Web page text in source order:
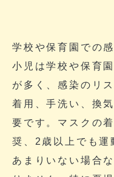
学校や保育園での
小児は学校や保育
が多く、感染のリ
着用、手洗い、換
要です。マスクの
奨、2歳以上でも運
あまりいない場合